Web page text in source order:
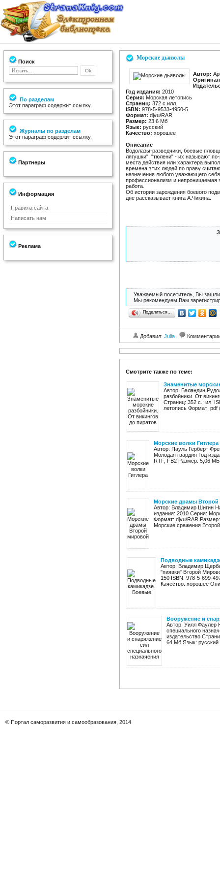
Поиск
По разделам
Этот параграф содержит ссылку.
Журналы по разделам
Этот параграф содержит ссылку.
Партнеры
Информация
Правила сайта
Написать нам
Реклама
Морские дьяволы
Автор:
Год издания: 2010
Серия: Морская летопись
Страниц: 372 с илл.
ISBN: 978-5-9533-4950-5
Формат: djvu/RAR
Размер: 23.6 Мб
Язык: русский
Качество: хорошее
Описание
Водолазы-разведчики, боевые
лягушки", "тюлени" - их называют
места действия или характера
времена этих людей по праву
назначения любого уважающего
профессионализм и непроницаемая
работа.
Об истории зарождения боевого
дне рассказывает книга А.Чикина.
Уважаемый посетитель, Вы зашли
Мы рекомендуем Вам
Поделиться…
Добавил: Julia
Смотрите также по теме:
Знаменитые
Автор: Баландин
разбойники. От
Страниц: 352 с.: ил.
летопись Формат: pdf
Морские волки Гитлера
Автор: Пауль Герберт
Молодая гвардия Год
RTF, FB2 Размер: 5,06
Морские драмы
Автор: Владимир Шигин
издания: 2010 Серия:
Формат: djvu/RAR
Морские сражения
Подводные
Автор: Владимир
"пиявки" Второй
150 ISBN: 978-5-699-
Качество: хорошее
Вооружение и
Автор: Уилл Фаулер
специального
издательство
64 Мб Язык: русский
© Портал саморазвития и самообразования, 2014